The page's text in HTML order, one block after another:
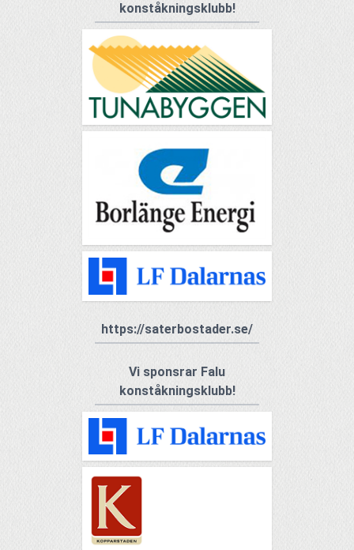
konståkningsklubb!
https://saterbostader.se/
Vi sponsrar Falu
konståkningsklubb!